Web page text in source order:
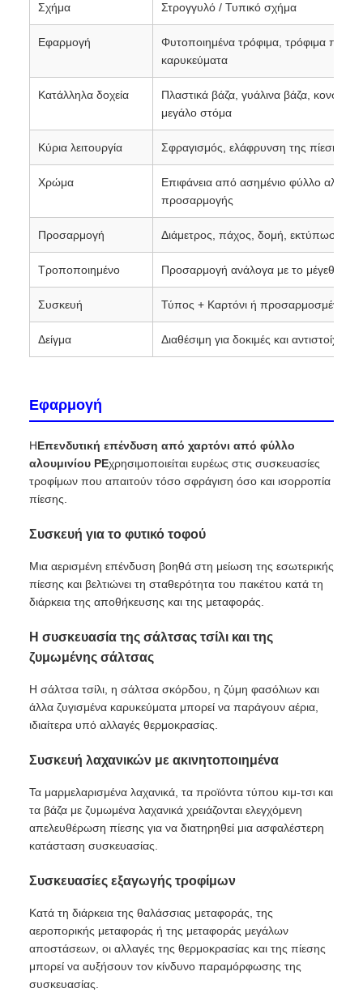
Σχήμα Στρογγυλό / Τυπικό σχήμα
Εφαρμογή
Φυτοποιημένα τρόφιμα, τρόφιμα που
καρυκεύματα
Κατάλληλα δοχεία
Πλαστικά βάζα, γυάλινα βάζα,
μεγάλο στόμα
Κύρια λειτουργία Σφραγισμός, ελάφρυνση της πίεσης,
Χρώμα
Επιφάνεια από ασημένιο φύλλο
προσαρμογής
Προσαρμογή Διάμετρος, πάχος, δομή, εκτύπωση,
Τροποποιημένο Προσαρμογή ανάλογα με το μέγεθος
Συσκευή Τύπος + Καρτόνι ή προσαρμοσμένη
Δείγμα Διαθέσιμη για δοκιμές και αντιστοίχιση
Εφαρμογή
ΗΕπενδυτική επένδυση από χαρτόνι από φύλλο
αλουμινίου PEχρησιμοποιείται ευρέως στις συσκευασίες
τροφίμων που απαιτούν τόσο σφράγιση όσο και ισορροπία
πίεσης.
Συσκευή για το φυτικό τοφού
Μια αερισμένη επένδυση βοηθά στη μείωση της εσωτερικής
πίεσης και βελτιώνει τη σταθερότητα του πακέτου κατά τη
διάρκεια της αποθήκευσης και της μεταφοράς.
Η συσκευασία της σάλτσας τσίλι και της
ζυμωμένης σάλτσας
Η σάλτσα τσίλι, η σάλτσα σκόρδου, η ζύμη φασόλιων και
άλλα ζυγισμένα καρυκεύματα μπορεί να παράγουν αέρια,
ιδιαίτερα υπό αλλαγές θερμοκρασίας.
Συσκευή λαχανικών με ακινητοποιημένα
Τα μαρμελαρισμένα λαχανικά, τα προϊόντα τύπου κιμ-τσι και
τα βάζα με ζυμωμένα λαχανικά χρειάζονται ελεγχόμενη
απελευθέρωση πίεσης για να διατηρηθεί μια ασφαλέστερη
κατάσταση συσκευασίας.
Συσκευασίες εξαγωγής τροφίμων
Κατά τη διάρκεια της θαλάσσιας μεταφοράς, της
αεροπορικής μεταφοράς ή της μεταφοράς μεγάλων
αποστάσεων, οι αλλαγές της θερμοκρασίας και της πίεσης
μπορεί να αυξήσουν τον κίνδυνο παραμόρφωσης της
συσκευασίας.